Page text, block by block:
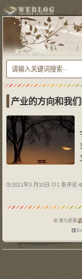
产业的方向和我
2011年3 月10日 1 条评论
第九部落(